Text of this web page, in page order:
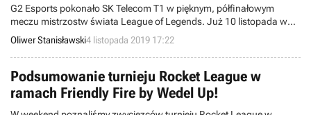
G2 Esports pokonało SK Telecom T1 w pięknym, półfinałowym
meczu mistrzostw świata League of Legends. Już 10 listopada w
wielkim finale w Paryżu Jankos wraz ze swoją drużyną zawalczy o
tytuł mistrzowski z FunPlus Phoenix.
Oliwer Stanisławski4 listopada 2019 17:22
Podsumowanie turnieju Rocket League w
ramach Friendly Fire by Wedel Up!